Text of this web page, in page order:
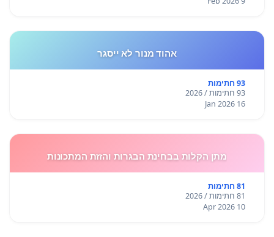
אהוד מנור לא ייסגר
93 חתימות
93 חתימות / 2026
16 Jan 2026
מתן הקלות בבחינת הבגרות והזזת המתכונות
81 חתימות
81 חתימות / 2026
10 Apr 2026